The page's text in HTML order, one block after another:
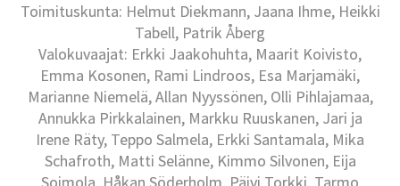
Toimituskunta: Helmut Diekmann, Jaana Ihme, Heikki
Tabell, Patrik Åberg
Valokuvaajat: Erkki Jaakohuhta, Maarit Koivisto,
Emma Kosonen, Rami Lindroos, Esa Marjamäki,
Marianne Niemelä, Allan Nyyssönen, Olli Pihlajamaa,
Annukka Pirkkalainen, Markku Ruuskanen, Jari ja
Irene Räty, Teppo Salmela, Erkki Santamala, Mika
Schafroth, Matti Selänne, Kimmo Silvonen, Eija